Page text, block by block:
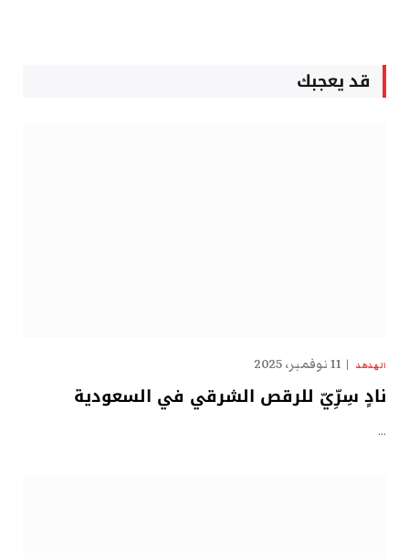
قد يعجبك
الهدهد 11 نوفمبر، 2025
نادٍ سِرِّيّ للرقص الشرقي في السعودية
…